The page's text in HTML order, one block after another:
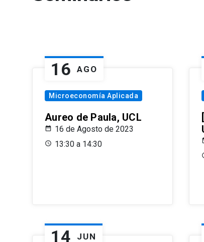
16 AGO
Microeconomía Aplicada
Aureo de Paula, UCL
16 de Agosto de 2023
13:30 a 14:30
14 JUN